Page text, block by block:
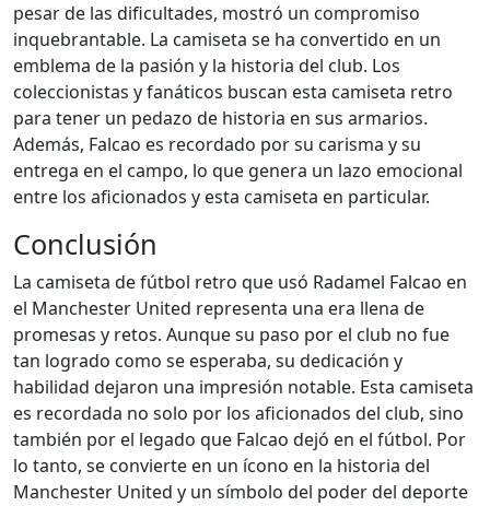
pesar de las dificultades, mostró un compromiso
inquebrantable. La camiseta se ha convertido en un
emblema de la pasión y la historia del club. Los
coleccionistas y fanáticos buscan esta camiseta retro
para tener un pedazo de historia en sus armarios.
Además, Falcao es recordado por su carisma y su
entrega en el campo, lo que genera un lazo emocional
entre los aficionados y esta camiseta en particular.
Conclusión
La camiseta de fútbol retro que usó Radamel Falcao en
el Manchester United representa una era llena de
promesas y retos. Aunque su paso por el club no fue
tan logrado como se esperaba, su dedicación y
habilidad dejaron una impresión notable. Esta camiseta
es recordada no solo por los aficionados del club, sino
también por el legado que Falcao dejó en el fútbol. Por
lo tanto, se convierte en un ícono en la historia del
Manchester United y un símbolo del poder del deporte